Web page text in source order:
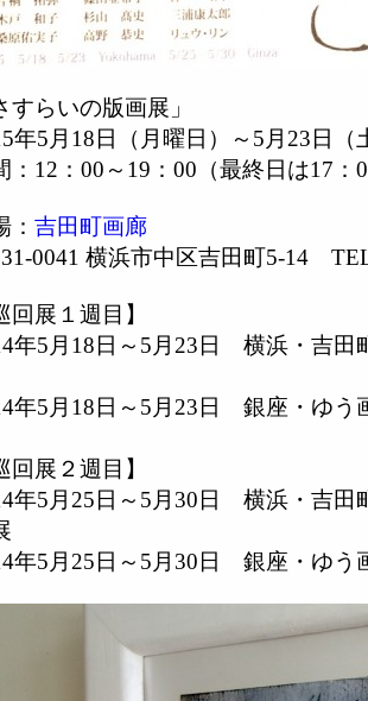
すらいの版画展」
年5月18日（月曜日）～5月23日（
：12：00～19：00（最終日は17：
： 吉田町画廊
0041 横浜市中区吉田町5-14
回展１週目】
年5月18日～5月23日 横浜・吉田
年5月18日～5月23日 銀座・ゆう
回展２週目】
年5月25日～5月30日 横浜・吉田
年5月25日～5月30日 銀座・ゆう